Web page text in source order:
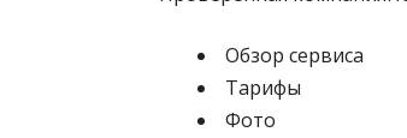
Обзор сервиса
Тарифы
Фото